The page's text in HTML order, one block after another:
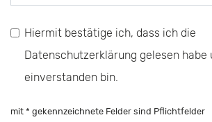
Hiermit bestätige ich, dass ich die
Datenschutzerklärung gelesen habe
einverstanden bin.
mit * gekennzeichnete Felder sind Pflichtfelder